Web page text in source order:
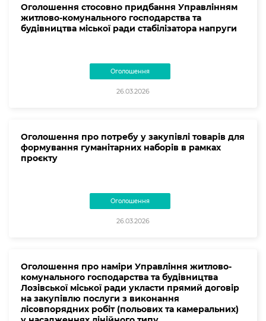
Оголошення стосовно придбання Управлінням
житлово-комунального господарства та
будівництва міської ради стабілізатора напруги
Оголошення
26.03.2026
Оголошення про потребу у закупівлі товарів для
формування гуманітарних наборів в рамках
проєкту
Оголошення
26.03.2026
Оголошення про наміри Управління житлово-
комунального господарства та будівництва
Лозівської міської ради укласти прямий договір
на закупівлю послуги з виконання
лісовпорядних робіт (польових та камеральних)